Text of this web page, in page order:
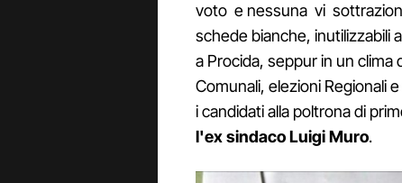
voto e nessuna vi
schede bianche, inutilizzabili
a Procida, seppur in un clima
Comunali, elezioni Regionali
i candidati alla poltrona di
l'ex sindaco Luigi Muro.